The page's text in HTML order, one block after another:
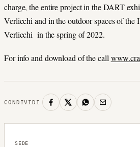
charge, the entire project in the DART
Verlicchi and in the outdoor spaces of the
Verlicchi in the spring of 2022.
For info and download of the call
CONDIVIDI
SEDE